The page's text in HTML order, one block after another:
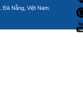
Đà Nẵng, Việt Nam.